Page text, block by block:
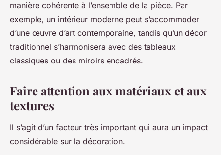
manière cohérente à l’ensemble de la pièce. Par
exemple, un intérieur moderne peut s’accommoder
d’une œuvre d’art contemporaine, tandis qu’un décor
traditionnel s’harmonisera avec des tableaux
classiques ou des miroirs encadrés.
Faire attention aux matériaux et aux
textures
Il s’agit d’un facteur très important qui aura un impact
considérable sur la décoration.